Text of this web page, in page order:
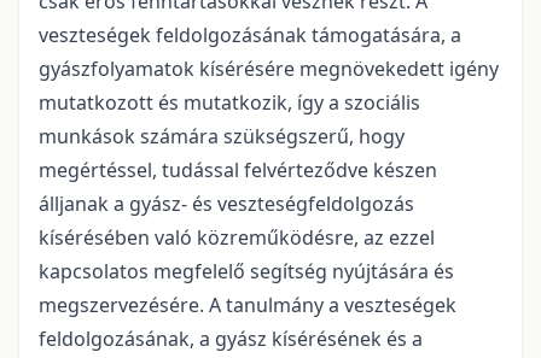
veszteségek feldolgozásának támogatására, a
gyászfolyamatok kísérésére megnövekedett igény
mutatkozott és mutatkozik, így a szociális
munkások számára szükségszerű, hogy
megértéssel, tudással felvérteződve készen
álljanak a gyász- és veszteségfeldolgozás
kísérésében való közreműködésre, az ezzel
kapcsolatos megfelelő segítség nyújtására és
megszervezésére. A tanulmány a veszteségek
feldolgozásának, a gyász kísérésének és a